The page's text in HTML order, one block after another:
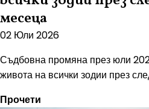
месеца
02 Юли 2026
Съдбовна промяна през юли
живота на всички зодии през
Прочети